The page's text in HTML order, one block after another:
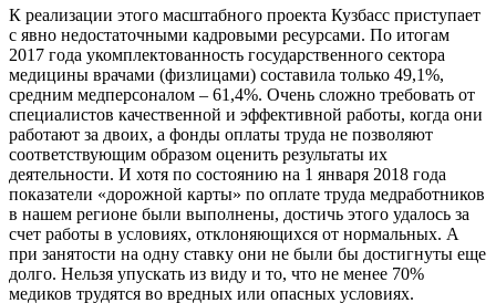
К реализации этого масштабного проекта Кузбасс приступает
с явно недостаточными кадровыми ресурсами. По итогам
2017 года укомплектованность государственного сектора
медицины врачами (физлицами) составила только 49,1%,
средним медперсоналом – 61,4%. Очень сложно требовать от
специалистов качественной и эффективной работы, когда они
работают за двоих, а фонды оплаты труда не позволяют
соответствующим образом оценить результаты их
деятельности. И хотя по состоянию на 1 января 2018 года
показатели «дорожной карты» по оплате труда медработников
в нашем регионе были выполнены, достичь этого удалось за
счет работы в условиях, отклоняющихся от нормальных. А
при занятости на одну ставку они не были бы достигнуты еще
долго. Нельзя упускать из виду и то, что не менее 70%
медиков трудятся во вредных или опасных условиях.